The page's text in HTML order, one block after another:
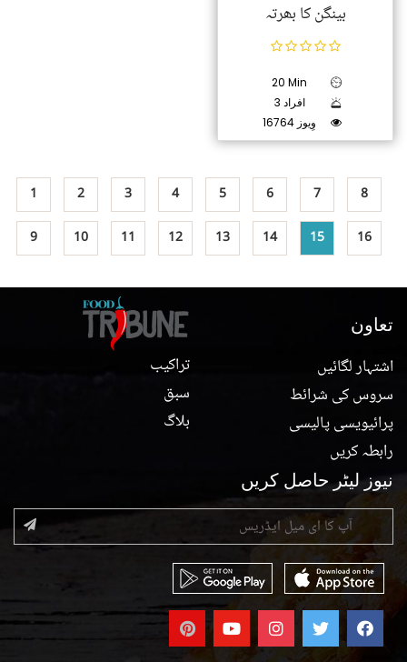
بینگن کا بھرتہ
20 Min
3 افراد
16764 وِیوز
1 2 3 4 5 6 7
8
9
10 11 12 13 14 15 16
تراکیب
سبق
بلاگ
تعاون
اشتہار لگائیں
سروس کی شرائط
پرائیویسی پالیسی
رابطہ کریں
نیوز لیٹر حاصل کریں